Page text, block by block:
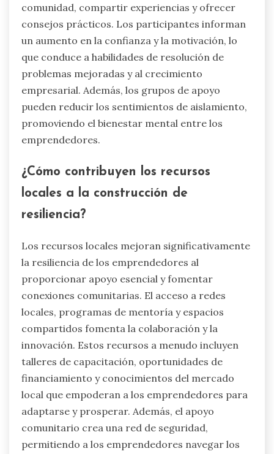
comunidad, compartir experiencias y ofrecer
consejos prácticos. Los participantes informan
un aumento en la confianza y la motivación, lo
que conduce a habilidades de resolución de
problemas mejoradas y al crecimiento
empresarial. Además, los grupos de apoyo
pueden reducir los sentimientos de aislamiento,
promoviendo el bienestar mental entre los
emprendedores.
¿Cómo contribuyen los recursos
locales a la construcción de
resiliencia?
Los recursos locales mejoran significativamente
la resiliencia de los emprendedores al
proporcionar apoyo esencial y fomentar
conexiones comunitarias. El acceso a redes
locales, programas de mentoría y espacios
compartidos fomenta la colaboración y la
innovación. Estos recursos a menudo incluyen
talleres de capacitación, oportunidades de
financiamiento y conocimientos del mercado
local que empoderan a los emprendedores para
adaptarse y prosperar. Además, el apoyo
comunitario crea una red de seguridad,
permitiendo a los emprendedores navegar los